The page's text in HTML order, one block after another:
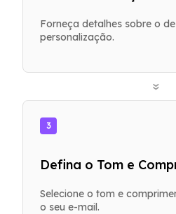
Forneça detalhes sobre o
personalização.
»
3
Defina o Tom e
Selecione o tom e
o seu e-mail.